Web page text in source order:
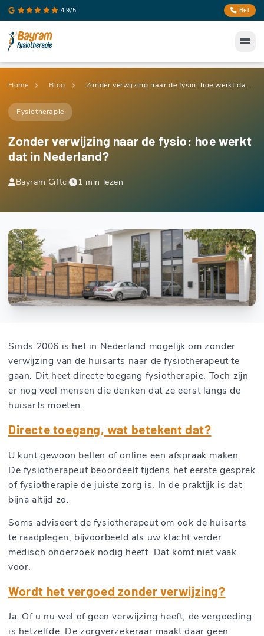
4.9/5 Bel
Home Blog Zonder verwijzing naar de fysio: hoe werkt dat in Nederland?
Fysiotherapie
Zonder verwijzing naar de fysio: hoe werkt
dat in Nederland?
Bayram Ciftci 1 min lezen
Sinds 2006 is het in Nederland mogelijk om zonder
verwijzing van de huisarts naar de fysiotherapeut te
gaan. Dit heet directe toegang fysiotherapie. Toch zijn
er nog veel mensen die denken dat ze eerst langs de
huisarts moeten.
Directe toegang, wat betekent dat?
U kunt gewoon bellen of online een afspraak maken.
De fysiotherapeut beoordeelt tijdens het eerste gesprek
of fysiotherapie de juiste zorg is. In de praktijk is dat
bijna altijd zo.
Soms adviseert de fysiotherapeut om ook de huisarts
te raadplegen, bijvoorbeeld als uw klacht verder
medisch onderzoek nodig heeft. Dat komt niet vaak
voor.
Wordt het vergoed zonder verwijzing?
Ja. Of u nu wel of geen verwijzing heeft, de vergoeding
is hetzelfde. De zorgverzekeraar maakt daar geen